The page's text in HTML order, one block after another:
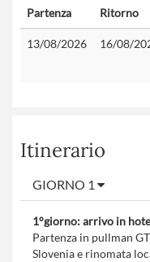
Partenza Ritorno
13/08/2026 16/08/
Itinerario
GIORNO 1
1°giorno: arrivo in
Partenza in pullman
Slovenia e rinomata